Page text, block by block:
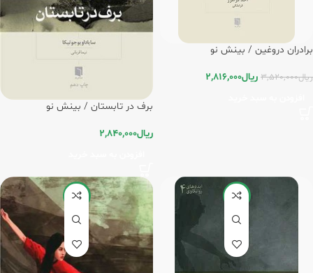
برادران دروغین / بینش نو
ریال3,520,000 ریال2,816,000
برف در تابستان / بینش نو
ریال2,840,000
-15%
-15%